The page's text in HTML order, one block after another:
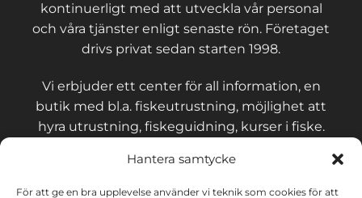
Hantera samtycke
För att ge en bra upplevelse använder vi teknik som cookies för att
kontinuerligt med att utveckla vår personal
och våra tjänster enligt senaste rön. Företaget
drivs privat sedan starten 1998.
Vi erbjuder ett center för all information, en
butik med bl.a. fiskeutrustning, möjlighet att
hyra utrustning, fiskeguidning, kurser i fiske.